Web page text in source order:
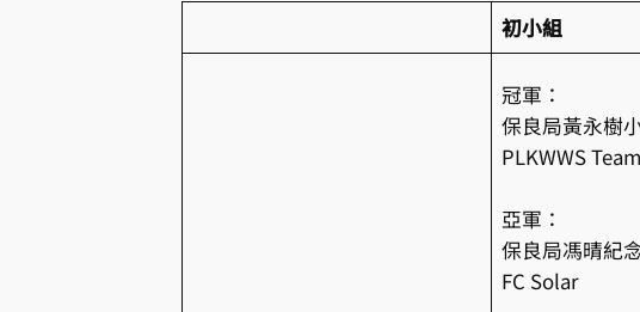
初小組
冠軍：
保良局黃永樹
PLKWWS
亞軍：
保良局馮晴紀
FC Solar